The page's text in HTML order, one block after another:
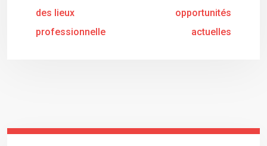
des lieux
professionnelle
opportunités
actuelles